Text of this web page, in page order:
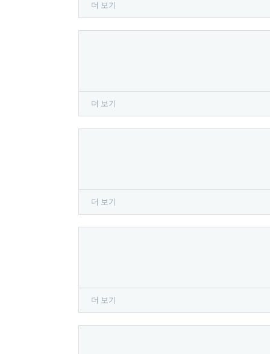
더 보기
더 보기
더 보기
더 보기